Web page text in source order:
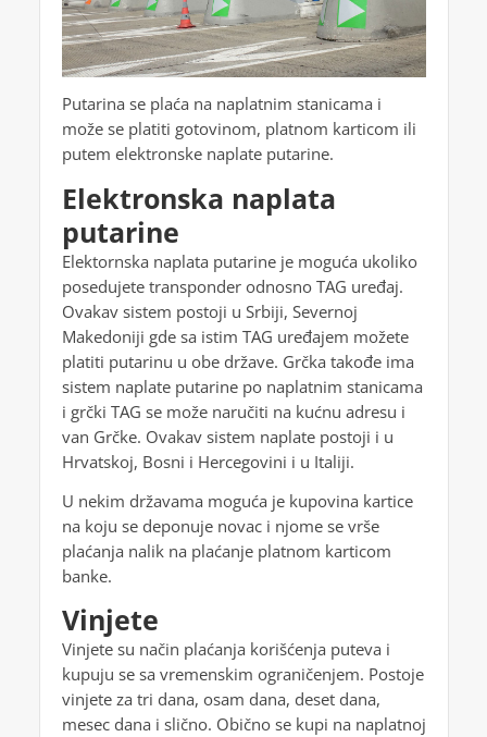
Putarina se plaća na naplatnim stanicama i
može se platiti gotovinom, platnom karticom ili
putem elektronske naplate putarine.
Elektronska naplata
putarine
Elektornska naplata putarine je moguća ukoliko
posedujete transponder odnosno TAG uređaj.
Ovakav sistem postoji u Srbiji, Severnoj
Makedoniji gde sa istim TAG uređajem možete
platiti putarinu u obe države. Grčka takođe ima
sistem naplate putarine po naplatnim stanicama
i grčki TAG se može naručiti na kućnu adresu i
van Grčke. Ovakav sistem naplate postoji i u
Hrvatskoj, Bosni i Hercegovini i u Italiji.
U nekim državama moguća je kupovina kartice
na koju se deponuje novac i njome se vrše
plaćanja nalik na plaćanje platnom karticom
banke.
Vinjete
Vinjete su način plaćanja korišćenja puteva i
kupuju se sa vremenskim ograničenjem. Postoje
vinjete za tri dana, osam dana, deset dana,
mesec dana i slično. Obično se kupi na naplatnoj